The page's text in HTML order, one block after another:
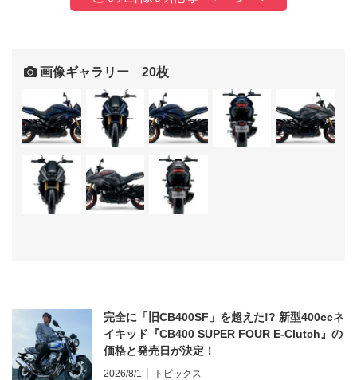
画像ギャラリー 20枚
完全に「旧CB400SF」を超えた!? 新型400ccネ
イキッド『CB400 SUPER FOUR E-Clutch』の
価格と発売日が決定！
2026/8/1 トピックス